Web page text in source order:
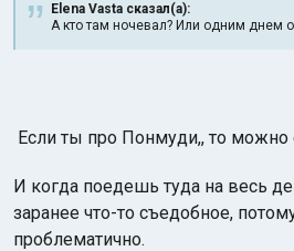
Elena Vasta сказал(а):
А кто там ночевал? Или одним днем
Если ты про Понмуди,, то
И когда поедешь туда на весь
заранее что-то съедобное,
проблематично.